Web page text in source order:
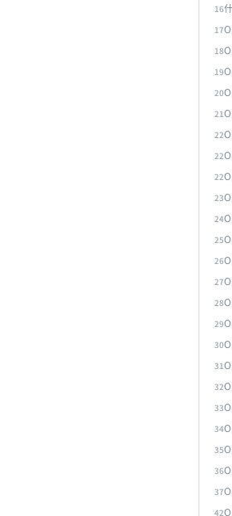
刪除
16
17
18
19
20
21
22
22
22
23
24
25
26
27
28
29
30
31
32
33
34
35
36
37
42